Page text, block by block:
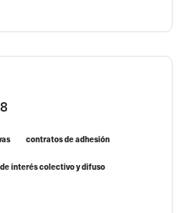
contratos de adhesión
interés colectivo y difuso